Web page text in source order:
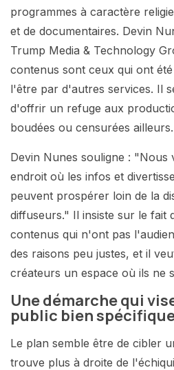
programmes à caractère
et de documentaires. Devin
Trump Media & Technology
contenus sont ceux qui ont
l'être par d'autres services. Il
d'offrir un refuge aux
boudées ou censurées ailleurs.
Devin Nunes souligne :
endroit où les infos et
peuvent prospérer loin de la
diffuseurs." Il insiste sur le fait
contenus qui n'ont pas
des raisons peu justes, et il
créateurs un espace où ils ne
Une démarche qui
public bien
Le plan semble être de cibler
trouve plus à droite de